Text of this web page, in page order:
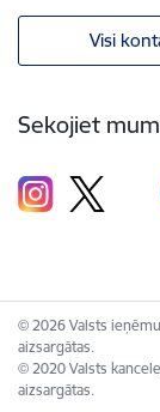
Visi
Sekojiet
© 2026 Valsts
aizsargātas.
© 2020 Valsts
aizsargātas.